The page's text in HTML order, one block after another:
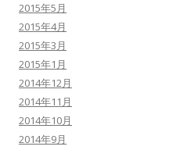
2015年5月
2015年4月
2015年3月
2015年1月
2014年12月
2014年11月
2014年10月
2014年9月